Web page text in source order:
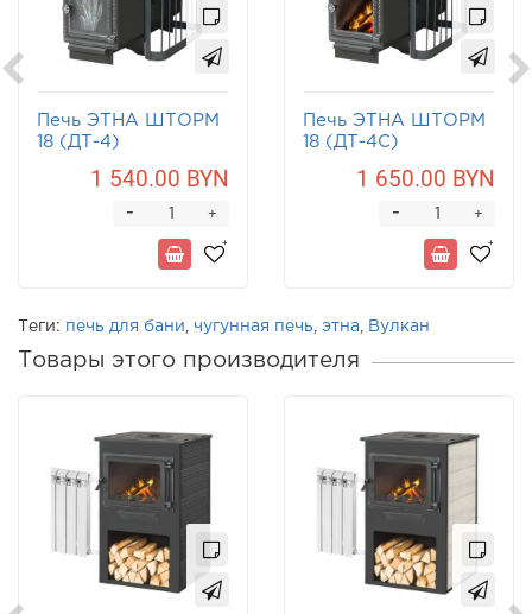
Печь ЭТНА ШТОРМ
18 (ДТ-4)
1 540.00 BYN
+
-
Печь ЭТНА ШТОРМ
18 (ДТ-4С)
1 650.00 BYN
+
-
Теги: печь для бани чугунная печь этна Вулкан
Товары этого производителя